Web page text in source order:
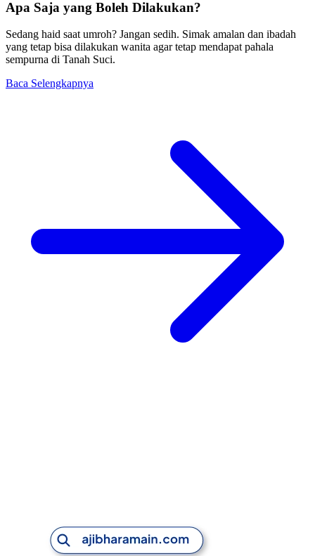
Apa Saja yang Boleh Dilakukan?
Sedang haid saat umroh? Jangan sedih. Simak amalan dan ibadah
yang tetap bisa dilakukan wanita agar tetap mendapat pahala
sempurna di Tanah Suci.
Baca Selengkapnya